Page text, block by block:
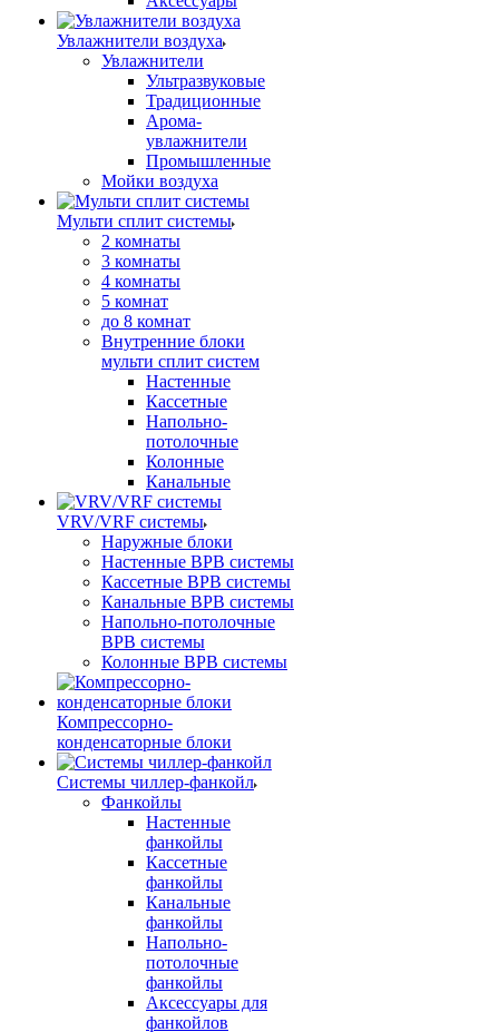
Увлажнители воздуха
Увлажнители
Ультразвуковые
Традиционные
Арома-
увлажнители
Промышленные
Мойки воздуха
Мульти сплит системы
2 комнаты
3 комнаты
4 комнаты
5 комнат
до 8 комнат
Внутренние блоки
мульти сплит систем
Настенные
Кассетные
Напольно-
потолочные
Колонные
Канальные
VRV/VRF системы
Наружные блоки
Настенные ВРВ системы
Кассетные ВРВ системы
Канальные ВРВ системы
Напольно-потолочные
ВРВ системы
Колонные ВРВ системы
Компрессорно-
конденсаторные блоки
Системы чиллер-фанкойл
Фанкойлы
Настенные
фанкойлы
Кассетные
фанкойлы
Канальные
фанкойлы
Напольно-
потолочные
фанкойлы
Аксессуары для
фанкойлов